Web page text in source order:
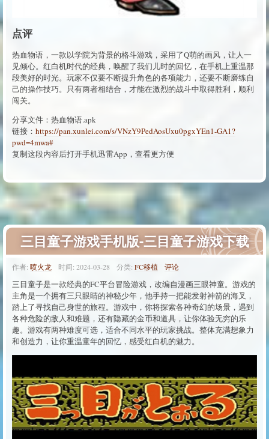
点评
热血物语，一款以学院为背景的格斗游戏，采用了Q萌的画风，让人一
见倾心。红白机时代的经典，唤醒了我们儿时的回忆，在手机上重温那
段美好的时光。玩家不仅要不断提升角色的各项能力，还要不断磨练自
己的操作技巧。只有两者相结合，才能在激烈的战斗中取得胜利，顺利
闯关。
分享文件：热血物语.apk
链接： https://pan.xunlei.com/s/VNzY9PedAosUxu0pgxYEn1-GA1?
pwd=4mwa#
复制这段内容后打开手机迅雷App，查看更方便
三目童子游戏手机版-三目童子游戏下载
作者: 喷火龙 时间: 2024-03-28 分类: FC移植 评论
三目童子是一款经典的FC平台冒险游戏，改编自漫画三眼神童。游戏的
主角是一个拥有三只眼睛的神秘少年，他手持一把能发射神箭的海叉，
踏上了寻找自己身世的旅程。游戏中，你将探索各种奇幻的场景，遇到
各种危险的敌人和难题，还有隐藏的金币和道具，让你体验无穷的乐
趣。游戏有两种难度可选，适合不同水平的玩家挑战。整体充满想象力
和创造力，让你重温童年的回忆，感受红白机的魅力。